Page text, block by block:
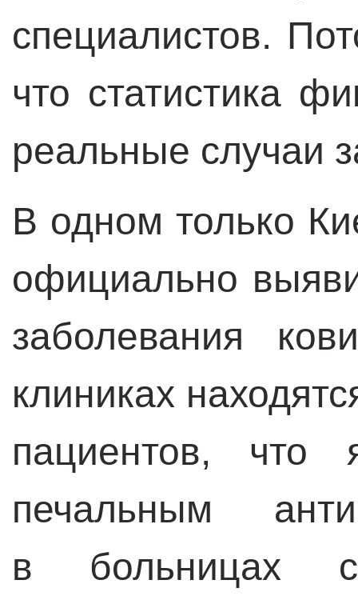
специалистов.
что статистика
реальные случаи
В одном только
официально
заболевания
клиниках
пациентов, что
печальным
в больницах